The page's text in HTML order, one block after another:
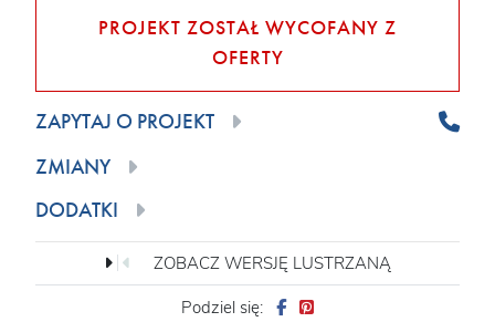
PROJEKT ZOSTAŁ WYCOFANY Z
OFERTY
ZAPYTAJ O PROJEKT
ZMIANY
DODATKI
ZOBACZ WERSJĘ LUSTRZANĄ
Podziel się: